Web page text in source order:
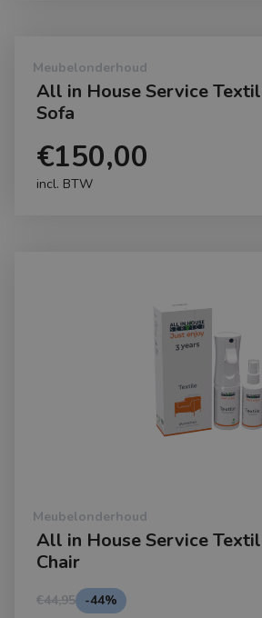
Meubelonderhoud
All in House Service
Sofa
€150,00
incl. BTW
Meubelonderhoud
All in House Service
Chair
€44,95 -44%